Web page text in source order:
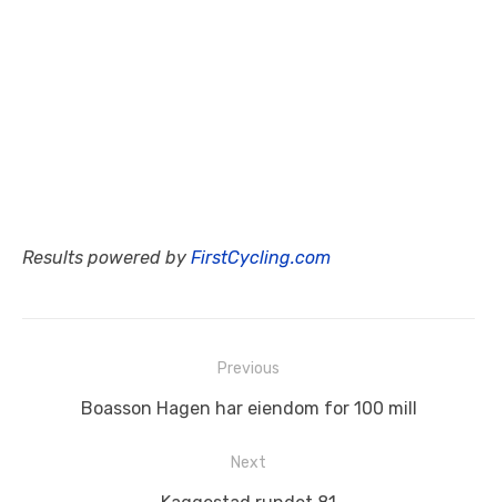
Results powered by FirstCycling.com
Innleggsnavigasjon
Previous
Previous
Boasson Hagen har eiendom for 100 mill
Next